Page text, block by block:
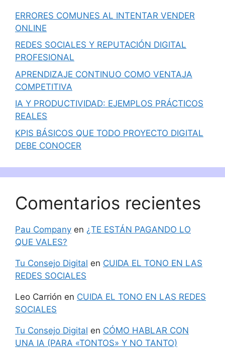
ERRORES COMUNES AL INTENTAR VENDER
ONLINE
REDES SOCIALES Y REPUTACIÓN DIGITAL
PROFESIONAL
APRENDIZAJE CONTINUO COMO VENTAJA
COMPETITIVA
IA Y PRODUCTIVIDAD: EJEMPLOS PRÁCTICOS
REALES
KPIS BÁSICOS QUE TODO PROYECTO DIGITAL
DEBE CONOCER
Comentarios recientes
Pau Company en ¿TE ESTÁN PAGANDO LO
QUE VALES?
Tu Consejo Digital en CUIDA EL TONO EN LAS
REDES SOCIALES
Leo Carrión en CUIDA EL TONO EN LAS REDES
SOCIALES
Tu Consejo Digital en CÓMO HABLAR CON
UNA IA (PARA «TONTOS» Y NO TANTO)